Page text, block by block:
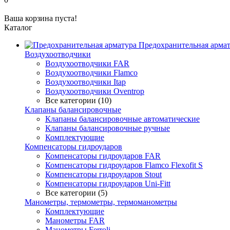
Ваша корзина пуста!
Каталог
Предохранительная
Воздухоотводчики
Воздухоотводчики FAR
Воздухоотводчики Flamco
Воздухоотводчики Itap
Воздухоотводчики Oventrop
Все категории (10)
Клапаны балансировочные
Клапаны балансировочные автоматические
Клапаны балансировочные ручные
Комплектующие
Компенсаторы гидроударов
Компенсаторы гидроударов FAR
Компенсаторы гидроударов Flamco Flexofit S
Компенсаторы гидроударов Stout
Компенсаторы гидроударов Uni-Fitt
Все категории (5)
Манометры, термометры, термоманометры
Комплектующие
Манометры FAR